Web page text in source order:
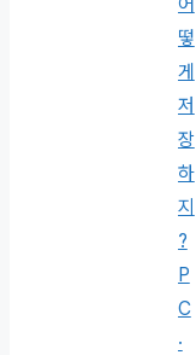
떻
게
저
장
하
지
?
P
C
·